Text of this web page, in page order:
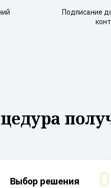
Подписание
Выбор решения